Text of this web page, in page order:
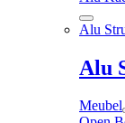
Alu
Alu
Meubel